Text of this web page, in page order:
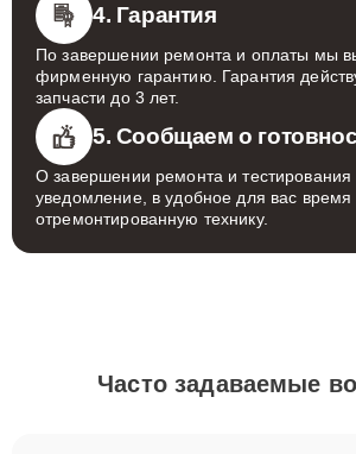
4. Гарантия
По завершении ремонта и оплаты мы
фирменную гарантию. Гарантия
запчасти до 3 лет.
5. Сообщаем о
О завершении ремонта и
уведомление, в удобное для вас время
отремонтированную технику.
Часто задаваемые